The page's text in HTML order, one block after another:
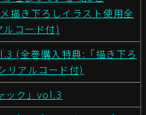
描き下ろしイラスト使用全
ルコード付)
(全巻購入特典:「描き下ろ
リアルコード付)
ック」vol.3